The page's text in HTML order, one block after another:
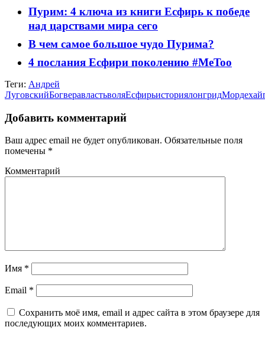
Пурим: 4 ключа из книги Есфирь к победе
над царствами мира сего
В чем самое большое чудо Пурима?
4 послания Есфири поколению #MeToo
Теги: Андрей
ЛуговскийБогверавластьволяЕсфирьисториялонгридМордехай
Добавить комментарий
Ваш адрес email не будет опубликован. Обязательные поля
помечены *
Комментарий
Имя *
Email *
Сохранить моё имя, email и адрес сайта в этом браузере для
последующих моих комментариев.